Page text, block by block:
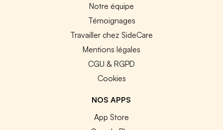
Notre équipe
Témoignages
Travailler chez SideCare
Mentions légales
CGU & RGPD
Cookies
NOS APPS
App Store